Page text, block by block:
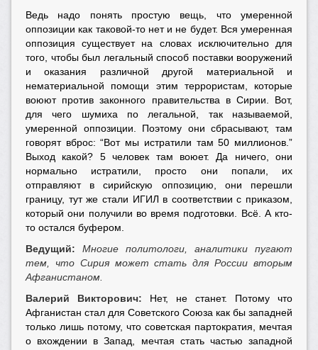
Ведь надо понять простую вещь, что умеренной
оппозиции как таковой-то нет и не будет. Вся умеренная
оппозиция существует на словах исключительно для
того, чтобы был легальный способ поставки вооружений
и оказания различной другой материальной и
нематериальной помощи этим террористам, которые
воюют против законного правительства в Сирии. Вот,
для чего шумиха по легальной, так называемой,
умеренной оппозиции. Поэтому они сбрасывают, там
говорят вброс: “Вот мы истратили там 50 миллионов.”
Выход какой? 5 человек там воюет. Да ничего, они
нормально истратили, просто они попали, их
отправляют в сирийскую оппозицию, они перешли
границу, тут же стали ИГИЛ в соответствии с приказом,
который они получили во время подготовки. Всё. А кто-
то остался буфером.
Ведущий: Многие политологи, аналитики пугают
тем, что Сирия может стать для России вторым
Афганистаном.
Валерий Викторович: Нет, не станет. Потому что
Афганистан стал для Советского Союза как бы западней
только лишь потому, что советская партократия, мечтая
о вхождении в Запад, мечтая стать частью западной